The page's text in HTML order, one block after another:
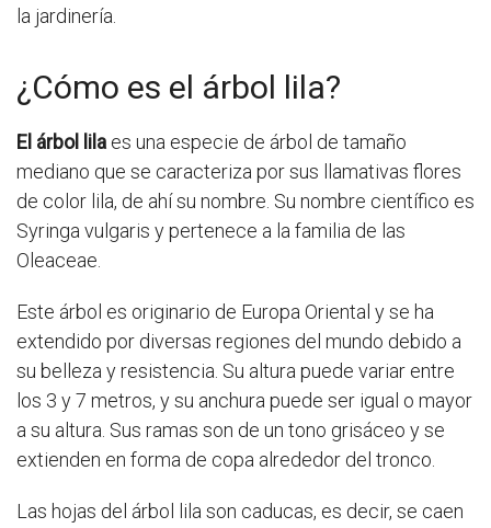
la jardinería.
¿Cómo es el árbol lila?
El árbol lila es una especie de árbol de tamaño
mediano que se caracteriza por sus llamativas flores
de color lila, de ahí su nombre. Su nombre científico es
Syringa vulgaris y pertenece a la familia de las
Oleaceae.
Este árbol es originario de Europa Oriental y se ha
extendido por diversas regiones del mundo debido a
su belleza y resistencia. Su altura puede variar entre
los 3 y 7 metros, y su anchura puede ser igual o mayor
a su altura. Sus ramas son de un tono grisáceo y se
extienden en forma de copa alrededor del tronco.
Las hojas del árbol lila son caducas, es decir, se caen